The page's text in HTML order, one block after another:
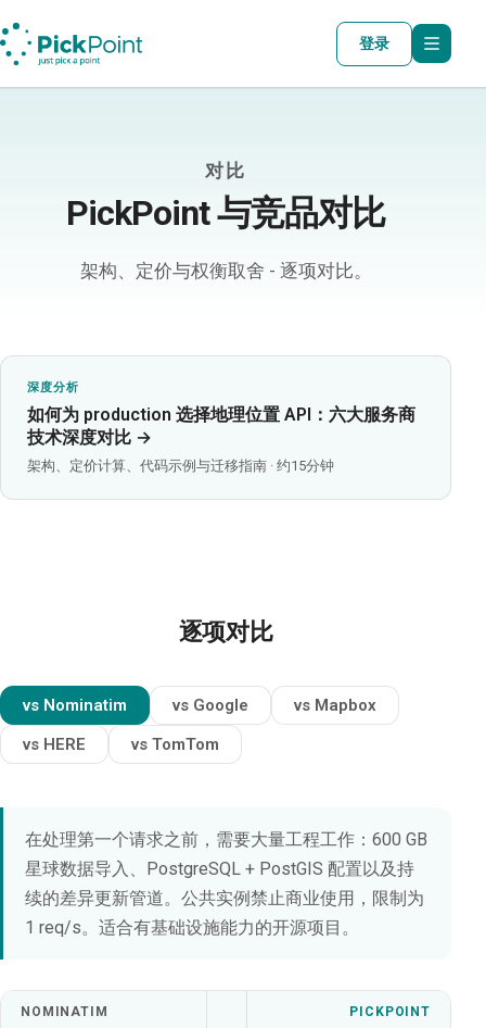
登录
对比
PickPoint 与竞品对比
架构、定价与权衡取舍 - 逐项对比。
深度分析
如何为 production 选择地理位置 API：六大服务商
技术深度对比 →
架构、定价计算、代码示例与迁移指南 · 约15分钟
逐项对比
vs Nominatim vs Google
vs Mapbox
vs HERE
vs TomTom
在处理第一个请求之前，需要大量工程工作：600 GB
星球数据导入、PostgreSQL + PostGIS 配置以及持
续的差异更新管道。公共实例禁止商业使用，限制为
1 req/s。适合有基础设施能力的开源项目。
NOMINATIM PICKPOINT